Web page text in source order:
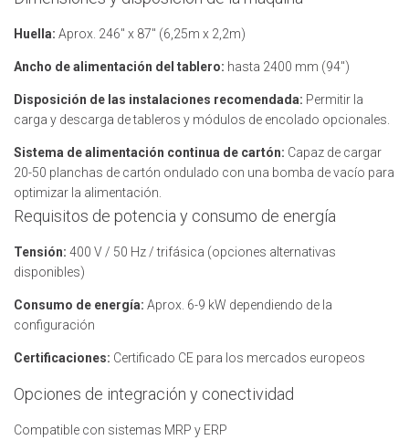
Huella: Aprox. 246" x 87" (6,25m x 2,2m)
Ancho de alimentación del tablero: hasta 2400 mm (94")
Disposición de las instalaciones recomendada: Permitir la
carga y descarga de tableros y módulos de encolado opcionales.
Sistema de alimentación continua de cartón: Capaz de cargar
20-50 planchas de cartón ondulado con una bomba de vacío para
optimizar la alimentación.
Requisitos de potencia y consumo de energía
Tensión: 400 V / 50 Hz / trifásica (opciones alternativas
disponibles)
Consumo de energía: Aprox. 6-9 kW dependiendo de la
configuración
Certificaciones: Certificado CE para los mercados europeos
Opciones de integración y conectividad
Compatible con sistemas MRP y ERP